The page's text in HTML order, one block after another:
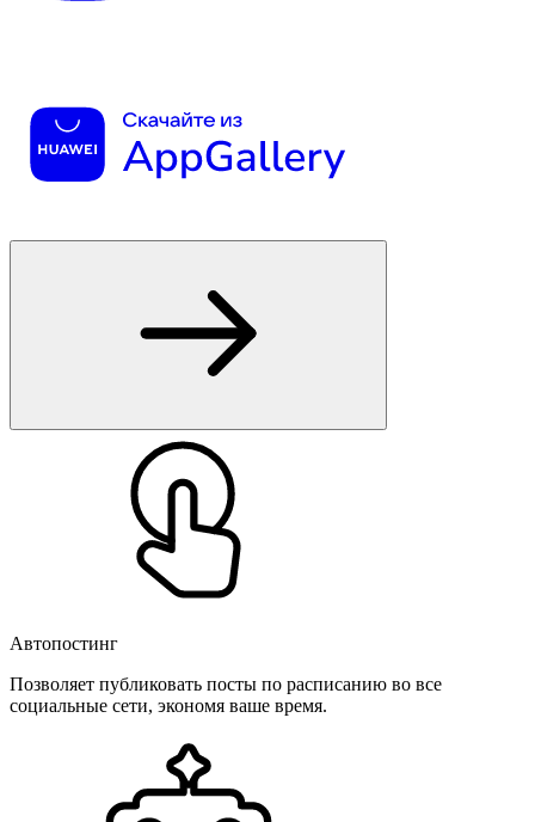
Автопостинг
Позволяет публиковать посты по расписанию во все
социальные сети, экономя ваше время.